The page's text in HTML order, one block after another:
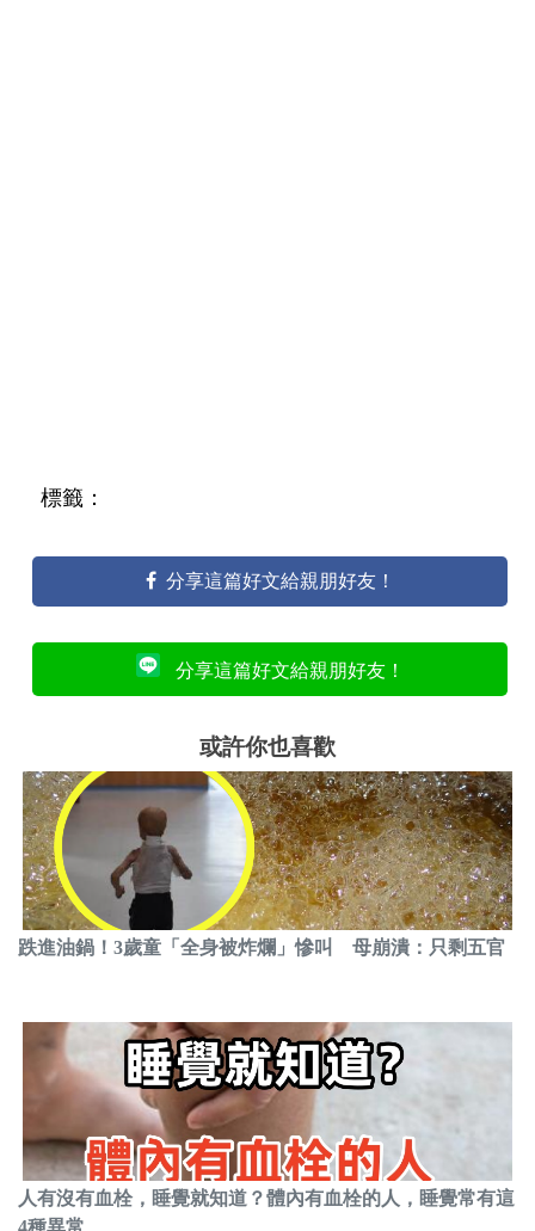
標籤：
分享這篇好文給親朋好友！
分享這篇好文給親朋好友！
或許你也喜歡
跌進油鍋！3歲童「全身被炸爛」慘叫 母崩潰：只剩五官
人有沒有血栓，睡覺就知道？體內有血栓的人，睡覺常有這
4種異常